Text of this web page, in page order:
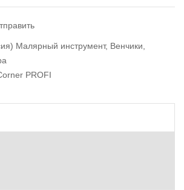
Малярный инструмент, Венчики,
PROFI